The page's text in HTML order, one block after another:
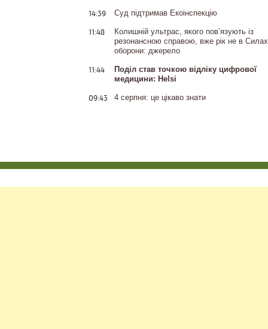
14:39 Суд підтримав Екоінспекцію
11:48
Колишній ультрас, якого пов’язують із
резонансною справою, вже рік не в Силах
оборони: джерело
11:44
Поділ став точкою відліку цифрової
медицини: Helsi
09:43 4 серпня: це цікаво знати